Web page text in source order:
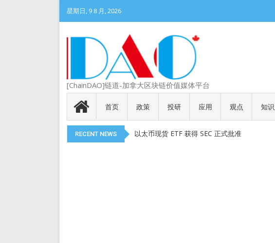
星期日, 9 8 月, 2026
[ChainDAO]链道-加拿大区块链价值媒体平台
首页 政策 投研 应用 观点 知
RECENT NEWS
DePIN 为 Web3 带来现实世界的商业机会
Meme 币 vs 精英币：一场加密世界的文化革
代币就是产品
以太币现货 ETF 获得 SEC 正式批准